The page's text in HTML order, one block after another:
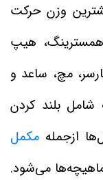
وزن حرکت
هیپ
مچ، ساعد و
شامل بلند کردن
ازجمله مکمل
می‌شود.